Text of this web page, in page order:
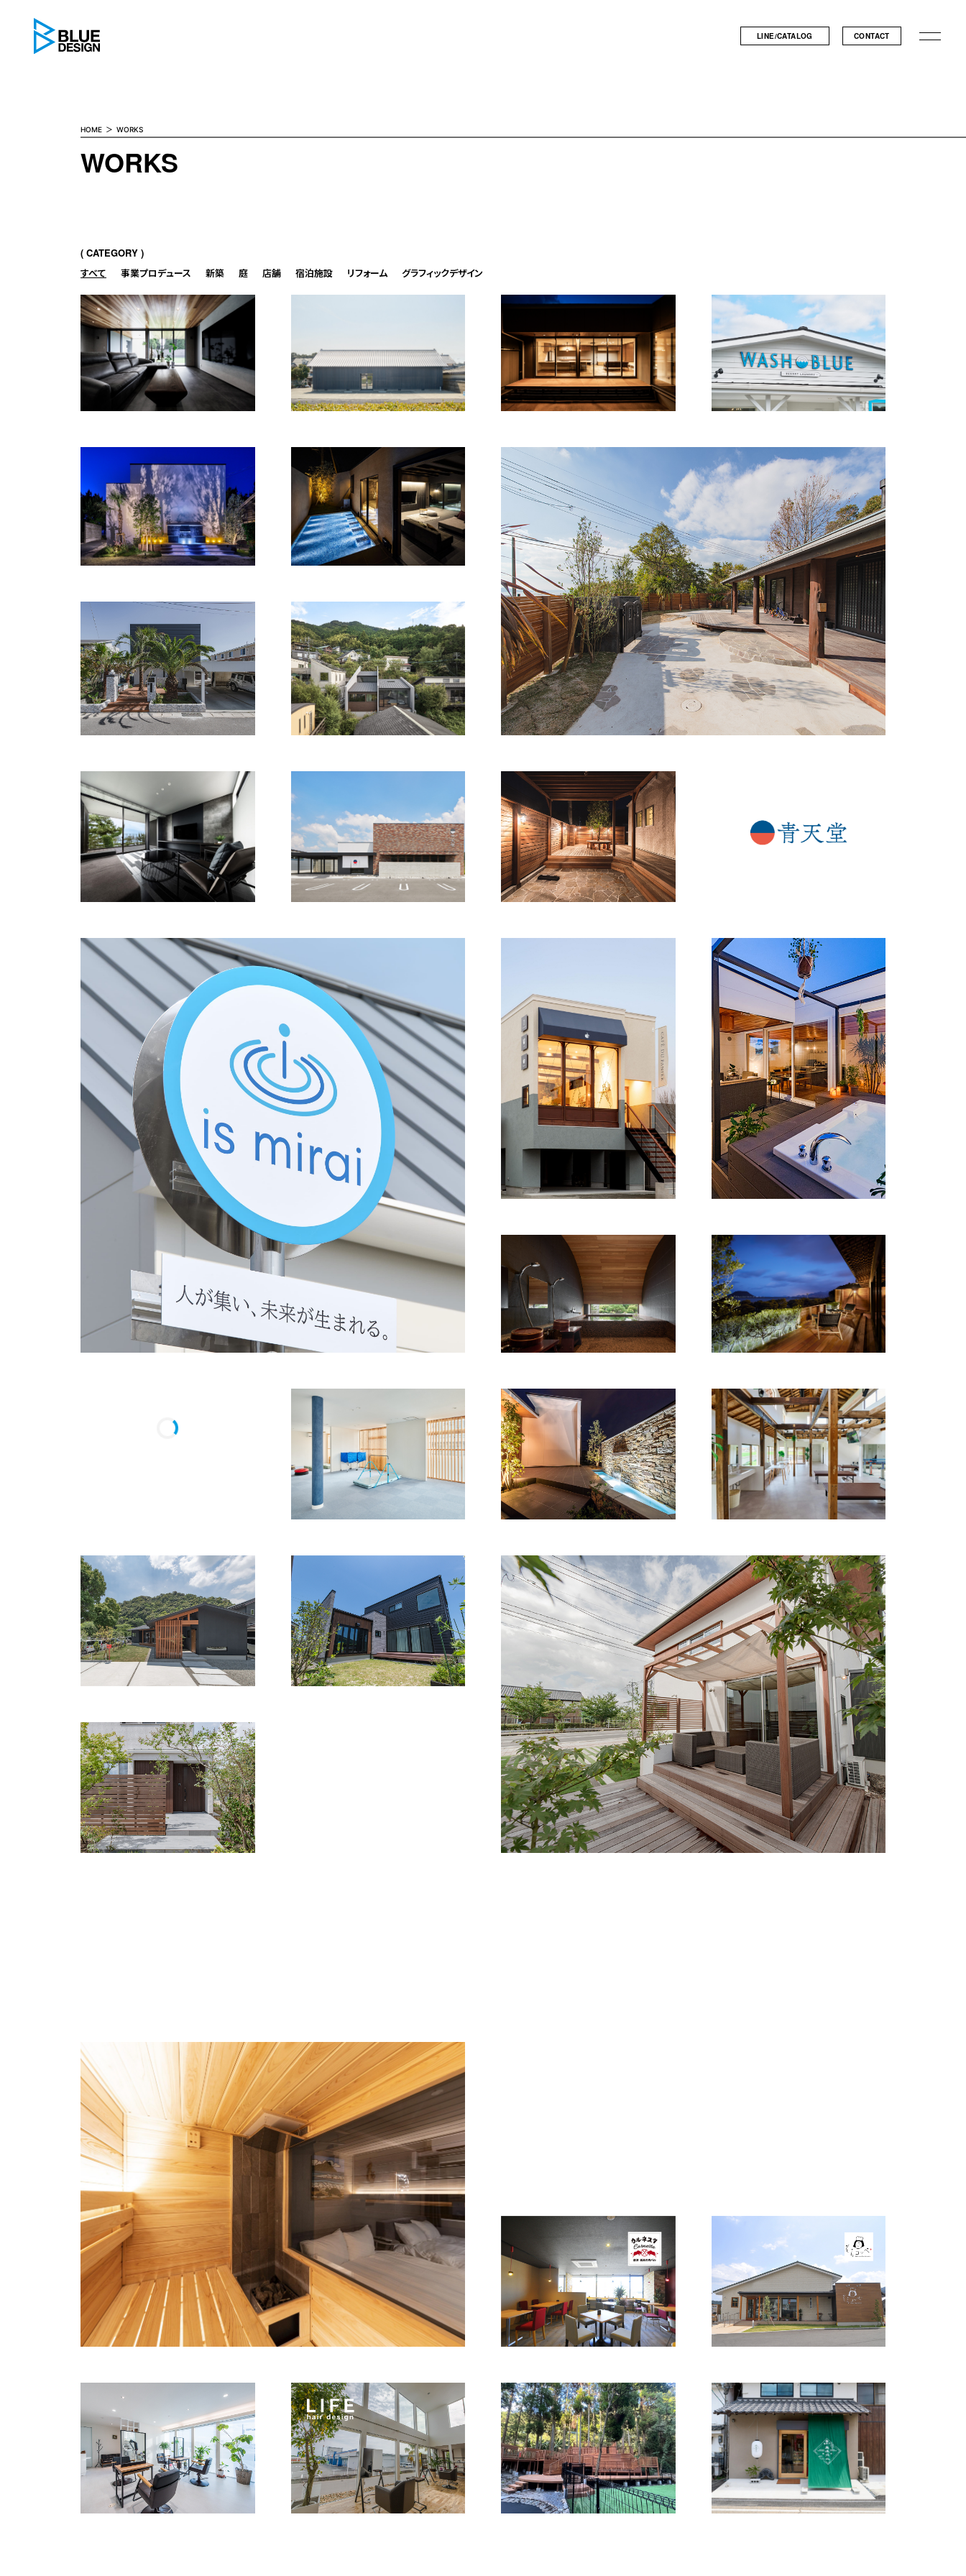
LINE/CATALOG CONTACT
HOME WORKS
WORKS
CATEGORY
すべて 事業プロデュース 新築 庭 店舗 宿泊施設 リフォーム グラフィックデザイン